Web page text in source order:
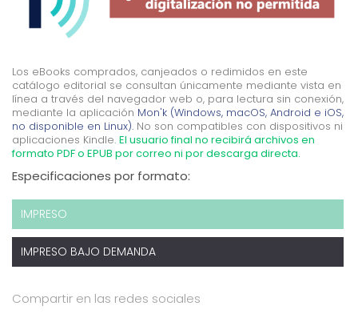
Los eBooks comprados, canjeados o redimidos en este
catálogo editorial se consultan únicamente mediante vista en
línea a través del navegador web o, para lectura sin conexión,
mediante la aplicación Mon'k (Windows, macOS, Android e iOS,
no disponible en Linux). No son compatibles con dispositivos ni
aplicaciones Kindle. El usuario final no recibirá archivos en
formato PDF o EPUB por correo ni por descarga directa.
Especificaciones por formato:
IMPRESO
IMPRESO BAJO DEMANDA
Compartir en las redes sociales